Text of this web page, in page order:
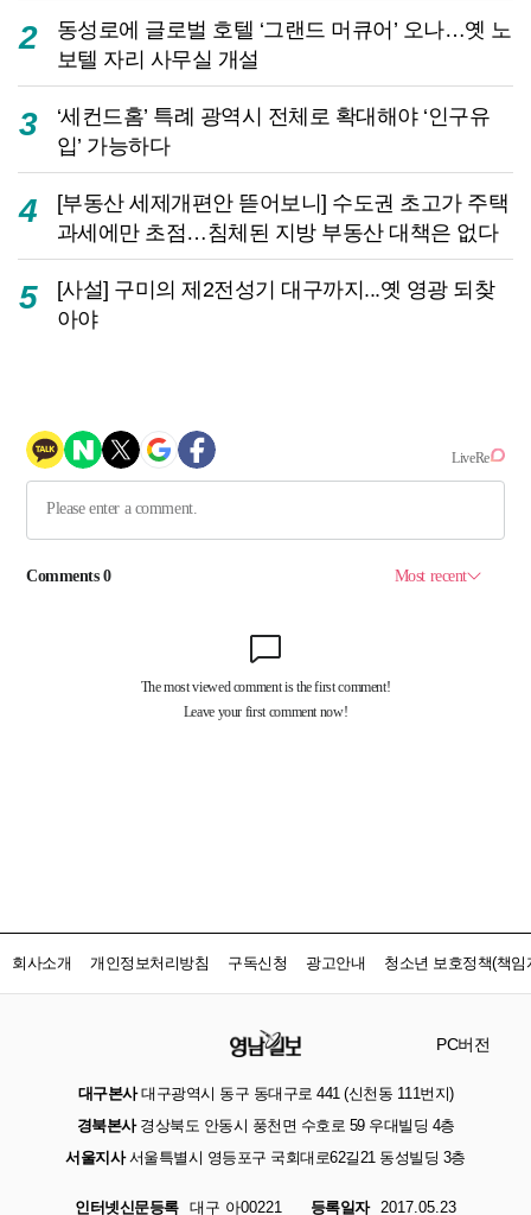
2
동성로에 글로벌 호텔 ‘그랜드 머큐어’ 오나…옛 노
보텔 자리 사무실 개설
3
‘세컨드홈’ 특례 광역시 전체로 확대해야 ‘인구유
입’ 가능하다
4
[부동산 세제개편안 뜯어보니] 수도권 초고가 주택
과세에만 초점…침체된 지방 부동산 대책은 없다
5
[사설] 구미의 제2전성기 대구까지...옛 영광 되찾
아야
회사소개 개인정보처리방침 구독신청 광고안내 청소년 보호정책(책임
PC버전
대구본사대구광역시 동구 동대구로 441 (신천동 111번지)
경북본사경상북도 안동시 풍천면 수호로 59 우대빌딩 4층
서울지사서울특별시 영등포구 국회대로62길21 동성빌딩 3층
인터넷신문등록 대구 아00221 등록일자 2017.05.23